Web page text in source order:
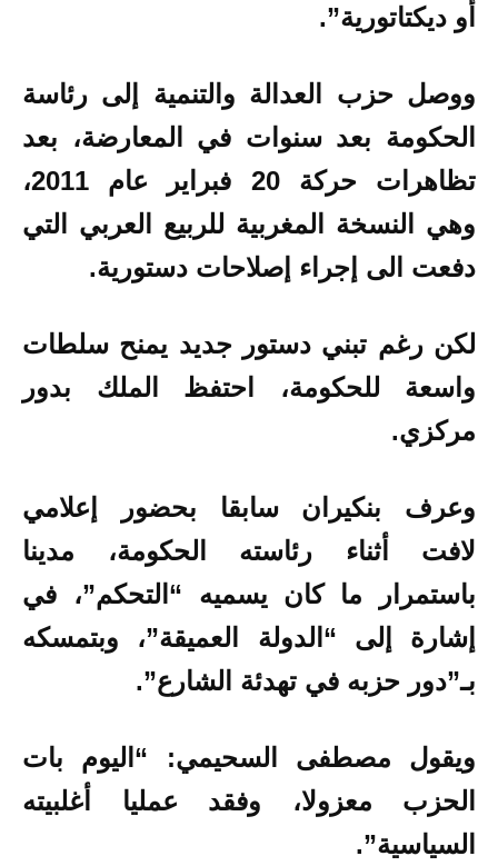
أو ديكتاتورية”.
ووصل حزب العدالة والتنمية إلى رئاسة
الحكومة بعد سنوات في المعارضة، بعد
تظاهرات حركة 20 فبراير عام 2011،
وهي النسخة المغربية للربيع العربي التي
دفعت الى إجراء إصلاحات دستورية.
لكن رغم تبني دستور جديد يمنح سلطات
واسعة للحكومة، احتفظ الملك بدور
مركزي.
وعرف بنكيران سابقا بحضور إعلامي
لافت أثناء رئاسته الحكومة، مدينا
باستمرار ما كان يسميه “التحكم”، في
إشارة إلى “الدولة العميقة”، وبتمسكه
بـ”دور حزبه في تهدئة الشارع”.
ويقول مصطفى السحيمي: “اليوم بات
الحزب معزولا، وفقد عمليا أغلبيته
السياسية”.